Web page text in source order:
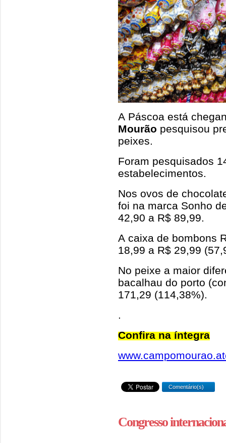
A Páscoa está
Mourão pesquisou
peixes.
Foram pesquisados
estabelecimentos.
Nos ovos de
foi na marca Sonho
42,90 a R$ 89,99.
A caixa de bombons
18,99 a R$ 29,99
No peixe a maior
bacalhau do porto
171,29 (114,38%).
.
Confira na íntegra
Comentário(s)
Congresso